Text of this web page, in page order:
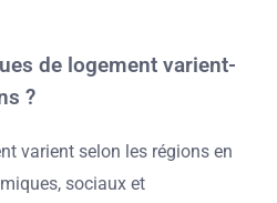
de logement varient-
?
varient selon les régions en
sociaux et